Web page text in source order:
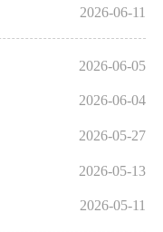
2026-06-11
2026-06-05
2026-06-04
2026-05-27
2026-05-13
2026-05-11